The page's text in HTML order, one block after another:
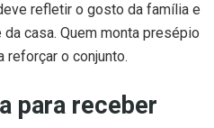
refletir o gosto da família e
casa. Quem monta presépio
reforçar o conjunto.
para receber